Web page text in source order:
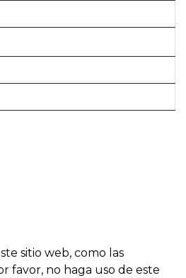
sitio web, como las
favor, no haga uso de este